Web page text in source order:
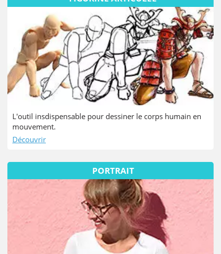
L'outil insdispensable pour dessiner le corps humain en
mouvement.
Découvrir
PORTRAIT